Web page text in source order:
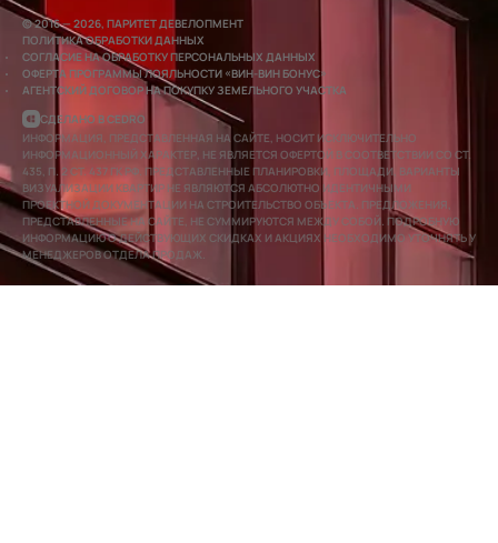
© 2016 — 2026, ПАРИТЕТ ДЕВЕЛОПМЕНТ
ПОЛИТИКА ОБРАБОТКИ ДАННЫХ
СОГЛАСИЕ НА ОБРАБОТКУ ПЕРСОНАЛЬНЫХ ДАННЫХ
ОФЕРТА ПРОГРАММЫ ЛОЯЛЬНОСТИ «ВИН-ВИН БОНУС»
АГЕНТСКИЙ ДОГОВОР НА ПОКУПКУ ЗЕМЕЛЬНОГО УЧАСТКА
СДЕЛАНО В CEDRO
ИНФОРМАЦИЯ, ПРЕДСТАВЛЕННАЯ НА САЙТЕ, НОСИТ ИСКЛЮЧИТЕЛЬНО
ИНФОРМАЦИОННЫЙ ХАРАКТЕР, НЕ ЯВЛЯЕТСЯ ОФЕРТОЙ В СООТВЕТСТВИИ СО СТ.
435, П. 2 СТ. 437 ГК РФ. ПРЕДСТАВЛЕННЫЕ ПЛАНИРОВКИ, ПЛОЩАДИ, ВАРИАНТЫ
ВИЗУАЛИЗАЦИИ КВАРТИР НЕ ЯВЛЯЮТСЯ АБСОЛЮТНО ИДЕНТИЧНЫМИ
ПРОЕКТНОЙ ДОКУМЕНТАЦИИ НА СТРОИТЕЛЬСТВО ОБЪЕКТА. ПРЕДЛОЖЕНИЯ,
ПРЕДСТАВЛЕННЫЕ НА САЙТЕ, НЕ СУММИРУЮТСЯ МЕЖДУ СОБОЙ. ПОДРОБНУЮ
ИНФОРМАЦИЮ О ДЕЙСТВУЮЩИХ СКИДКАХ И АКЦИЯХ НЕОБХОДИМО УТОЧНЯТЬ У
МЕНЕДЖЕРОВ ОТДЕЛА ПРОДАЖ.